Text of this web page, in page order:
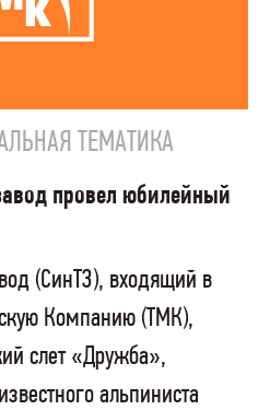
ТЕМАТИКА
провел юбилейный
(СинТЗ), входящий в
Компанию (ТМК),
слет «Дружба»,
альпиниста